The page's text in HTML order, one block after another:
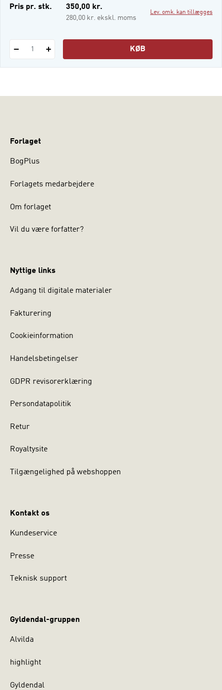
i-bog
Pris pr. stk. 350,00 kr.
280,00 kr. ekskl. moms
Lev. omk. kan tillægges
1 KØB
Forlaget
BogPlus
Forlagets medarbejdere
Om forlaget
Vil du være forfatter?
Nyttige links
Adgang til digitale materialer
Fakturering
Cookieinformation
Handelsbetingelser
GDPR revisorerklæring
Persondatapolitik
Retur
Royaltysite
Tilgængelighed på webshoppen
Kontakt os
Kundeservice
Presse
Teknisk support
Gyldendal-gruppen
Alvilda
highlight
Gyldendal